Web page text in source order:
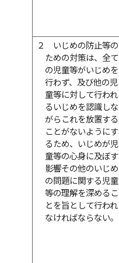
２
いじめの防止等の
ための対策は、全て
の児童等がいじめを
行わず、及び他の児
童等に対して行われ
るいじめを認識しな
がらこれを放置する
ことがないようにす
るため、いじめが児
童等の心身に及ぼす
影響その他のいじめ
の問題に関する児童
等の理解を深めるこ
とを旨として行われ
なければならない。